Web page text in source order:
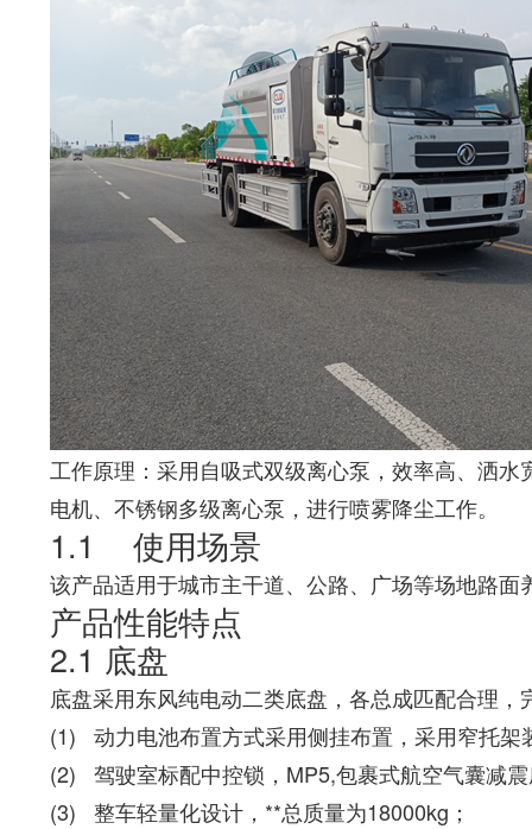
工作原理：采用自吸式双级离心泵，效率高、洒
电机、不锈钢多级离心泵，进行喷雾降尘工作。
1.1 使用场景
该产品适用于城市主干道、公路、广场等场地路
产品性能特点
2.1 底盘
底盘采用东风纯电动二类底盘，各总成匹配合理
(1) 动力电池布置方式采用侧挂布置，采用窄托架
(2) 驾驶室标配中控锁，MP5,包裹式航空气囊减
(3) 整车轻量化设计，**总质量为18000kg；